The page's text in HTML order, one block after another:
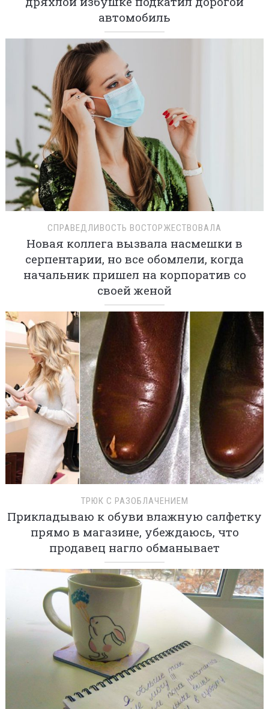
автомобиль
СПРАВЕДЛИВОСТЬ ВОСТОРЖЕСТВОВАЛА
Новая коллега вызвала насмешки в
серпентарии, но все обомлели, когда
начальник пришел на корпоратив со
своей женой
ТРЮК С РАЗОБЛАЧЕНИЕМ
Прикладываю к обуви влажную салфетку
прямо в магазине, убеждаюсь, что
продавец нагло обманывает